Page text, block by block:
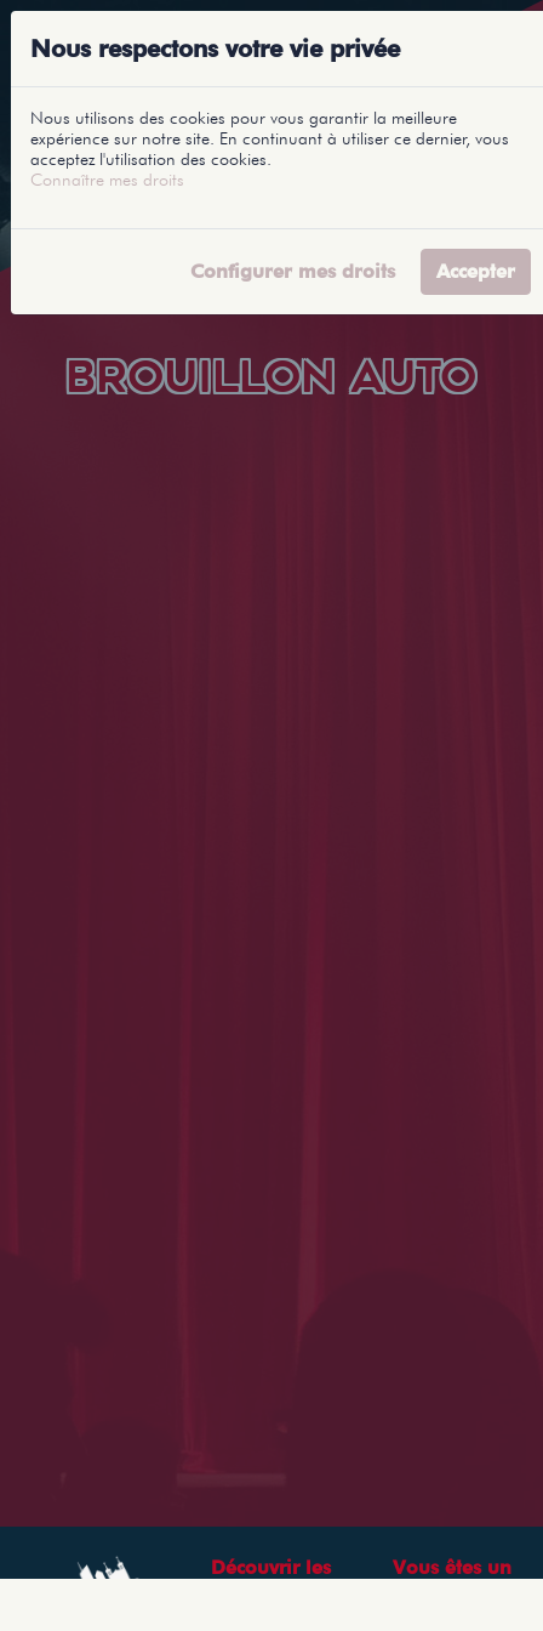
BROUILLON AUTO
Découvrir les
Vous êtes un
Nous respectons votre vie privée
Nous utilisons des cookies pour vous garantir la meilleure
expérience sur notre site. En continuant à utiliser ce dernier, vous
acceptez l'utilisation des cookies.
Connaître mes droits
Configurer mes droits Accepter